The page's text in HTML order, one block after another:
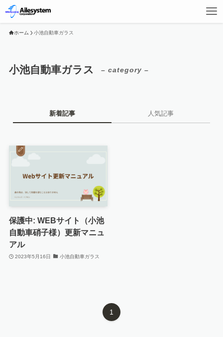
ホーム 小池自動車ガラス
小池自動車ガラス – category –
新着記事 人気記事
保護中: WEBサイト（小池
自動車硝子様）更新マニュ
アル
2023年5月16日 小池自動車ガラス
1